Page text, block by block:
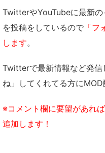
TwitterやYouTubeに最新
を投稿をしているので 「
します。
Twitterで最新情報など発信
ね」してくれてる方に
※コメント欄に要望があれ
追加します！